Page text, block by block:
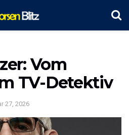
Vom
TV-Detektiv
27, 2026